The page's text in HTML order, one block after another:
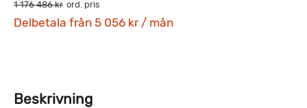
1 176 486 kr ord. pris
Delbetala från 5 056 kr / mån
Beskrivning